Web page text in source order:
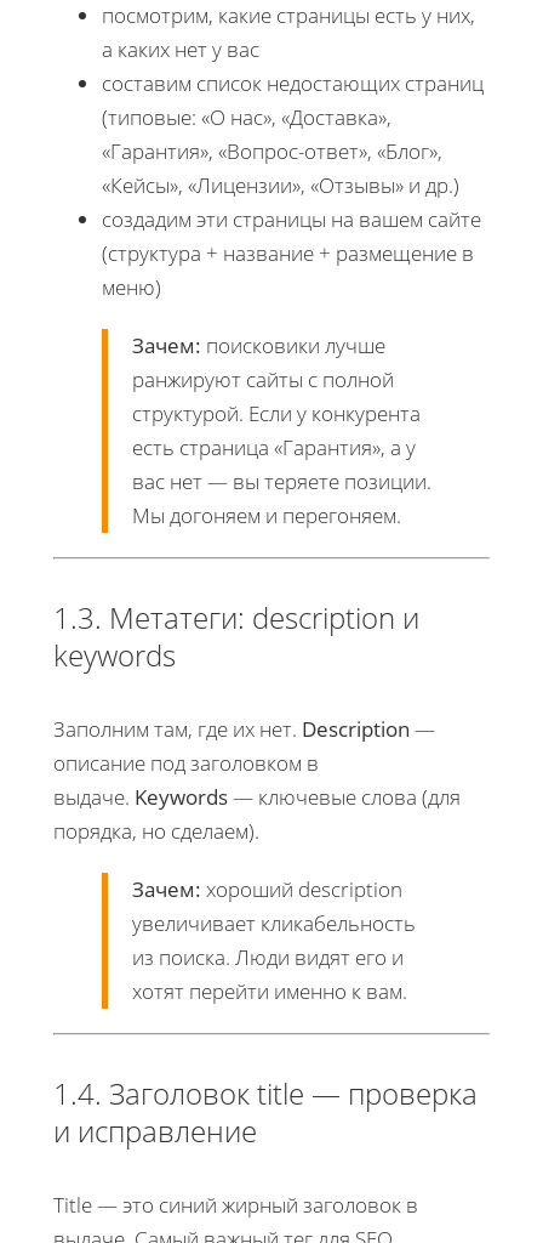
посмотрим, какие страницы есть у них,
а каких нет у вас
составим список недостающих страниц
(типовые: «О нас», «Доставка»,
«Гарантия», «Вопрос-ответ», «Блог»,
«Кейсы», «Лицензии», «Отзывы» и др.)
создадим эти страницы на вашем сайте
(структура + название + размещение в
меню)
Зачем: поисковики лучше
ранжируют сайты с полной
структурой. Если у конкурента
есть страница «Гарантия», а у
вас нет — вы теряете позиции.
Мы догоняем и перегоняем.
1.3. Метатеги: description и
keywords
Заполним там, где их нет. Description —
описание под заголовком в
выдаче. Keywords— ключевые слова (для
порядка, но сделаем).
Зачем: хороший description
увеличивает кликабельность
из поиска. Люди видят его и
хотят перейти именно к вам.
1.4. Заголовок title — проверка
и исправление
Title — это синий жирный заголовок в